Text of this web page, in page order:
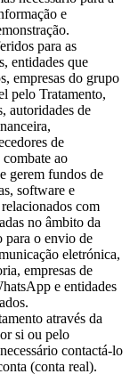
e
para as
entidades que
empresas do grupo
pelo Tratamento,
autoridades de
de
ao
gerem fundos de
software e
com
no âmbito da
para o envio de
eletrónica,
empresas de
e entidades
através da
si ou pelo
contactá-lo
(conta real).